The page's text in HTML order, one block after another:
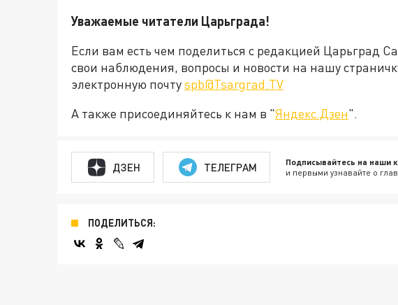
Уважаемые читатели Царьграда!
Если вам есть чем поделиться с редакцией Царьград
свои наблюдения, вопросы и новости на нашу
электронную почтуspb@Tsargrad.TV
А также присоединяйтесь к нам в "Яндекс.Дзен".
ДЗЕН ТЕЛЕГРАМ Подписывайтесь на наши
и первыми узнавайте о
ПОДЕЛИТЬСЯ: